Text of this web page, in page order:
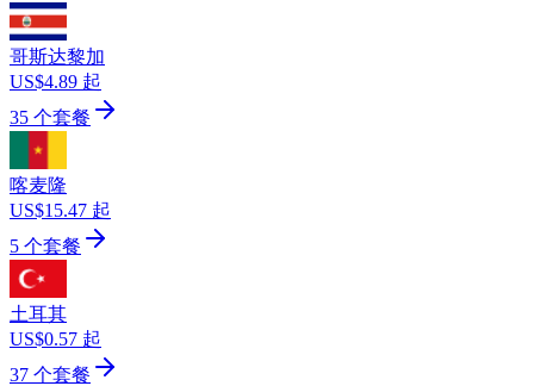
哥斯达黎加
US$4.89 起
35 个套餐
喀麦隆
US$15.47 起
5 个套餐
土耳其
US$0.57 起
37 个套餐